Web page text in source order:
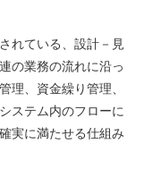
れている、設計－見
の業務の流れに沿っ
理、資金繰り管理、
ステム内のフローに
実に満たせる仕組み